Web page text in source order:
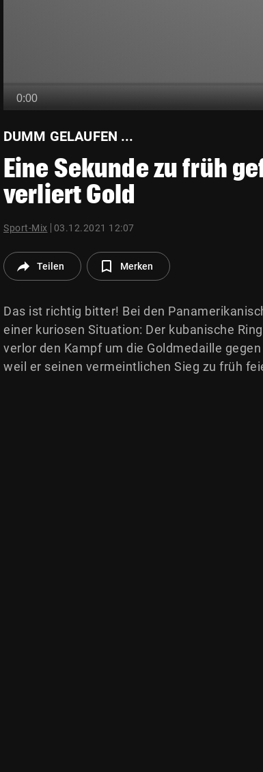
DUMM GELAUFEN ...
Eine Sekunde zu früh
verliert Gold
Sport-Mix 03.12.2021 12:07
Teilen Merken
Das ist richtig bitter! Bei den
einer kuriosen Situation: Der kubanische
verlor den Kampf um die Goldmedaille
weil er seinen vermeintlichen Sieg zu früh